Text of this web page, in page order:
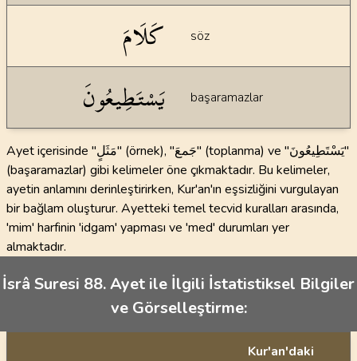
كَلَامَ söz
يَسْتَطِيعُونَ başaramazlar
Ayet içerisinde "مَثَلٍ" (örnek), "جَمعَ" (toplanma) ve "يَسْتَطِيعُونَ"
(başaramazlar) gibi kelimeler öne çıkmaktadır. Bu kelimeler,
ayetin anlamını derinleştirirken, Kur'an'ın eşsizliğini vurgulayan
bir bağlam oluşturur. Ayetteki temel tecvid kuralları arasında,
'mim' harfinin 'idgam' yapması ve 'med' durumları yer
almaktadır.
İsrâ Suresi 88. Ayet ile İlgili İstatistiksel Bilgiler
ve Görselleştirme:
Kur'an'daki